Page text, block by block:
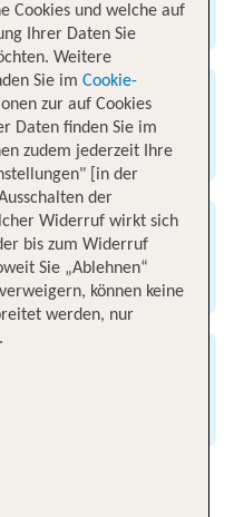
Funchal/Madeira
Cookies und welche auf
Ihrer Daten Sie
Weitere
Sie im Cookie-
zur auf Cookies
Daten finden Sie im
zudem jederzeit Ihre
[in der
der
Widerruf wirkt sich
bis zum Widerruf
Sie „Ablehnen“
können keine
werden, nur